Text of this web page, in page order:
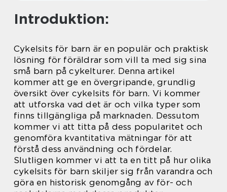
Introduktion:
Cykelsits för barn är en populär och praktisk
lösning för föräldrar som vill ta med sig sina
små barn på cykelturer. Denna artikel
kommer att ge en övergripande, grundlig
översikt över cykelsits för barn. Vi kommer
att utforska vad det är och vilka typer som
finns tillgängliga på marknaden. Dessutom
kommer vi att titta på dess popularitet och
genomföra kvantitativa mätningar för att
förstå dess användning och fördelar.
Slutligen kommer vi att ta en titt på hur olika
cykelsits för barn skiljer sig från varandra och
göra en historisk genomgång av för- och